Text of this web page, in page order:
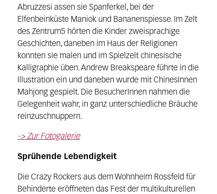
Abruzzesi assen sie Spanferkel, bei der
Elfenbeinküste Maniok und Bananenspiesse. Im Zelt
des Zentrum5 hörten die Kinder zweisprachige
Geschichten, daneben im Haus der Religionen
konnten sie malen und im Spielzelt chinesische
Kalligraphie üben. Andrew Breakspeare führte in die
Illustration ein und daneben wurde mit ChinesInnen
Mahjong gespielt. Die BesucherInnen nahmen die
Gelegenheit wahr, in ganz unterschiedliche Bräuche
reinzuschnuppern.
-> Zur Fotogalerie
Sprühende Lebendigkeit
Die Crazy Rockers aus dem Wohnheim Rossfeld für
Behinderte eröffneten das Fest der multikulturellen